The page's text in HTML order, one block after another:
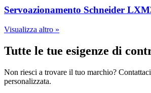
Servoazionamento Schneider
Visualizza altro »
Tutte le tue esigenze di
Non riesci a trovare il tuo marchio?
personalizzata.